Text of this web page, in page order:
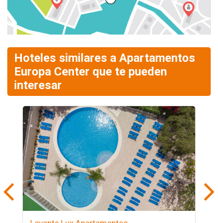
Hoteles similares a Apartamentos
Europa Center que te pueden
interesar